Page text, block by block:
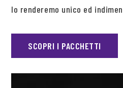
lo renderemo unico ed
SCOPRI I PACCHETTI